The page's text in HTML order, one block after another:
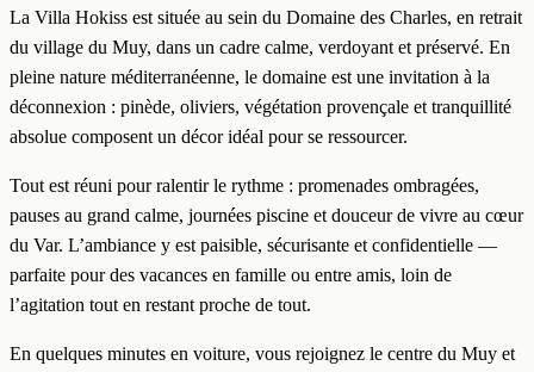
La Villa Hokiss est située au sein du Domaine des Charles, en retrait
du village du Muy, dans un cadre calme, verdoyant et préservé. En
pleine nature méditerranéenne, le domaine est une invitation à la
déconnexion : pinède, oliviers, végétation provençale et tranquillité
absolue composent un décor idéal pour se ressourcer.
Tout est réuni pour ralentir le rythme : promenades ombragées,
pauses au grand calme, journées piscine et douceur de vivre au cœur
du Var. L’ambiance y est paisible, sécurisante et confidentielle —
parfaite pour des vacances en famille ou entre amis, loin de
l’agitation tout en restant proche de tout.
En quelques minutes en voiture, vous rejoignez le centre du Muy et